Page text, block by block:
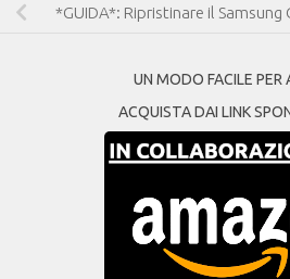
*GUIDA*: Ripristinare il Samsung
UN MODO FACILE PER
ACQUISTA DAI LINK